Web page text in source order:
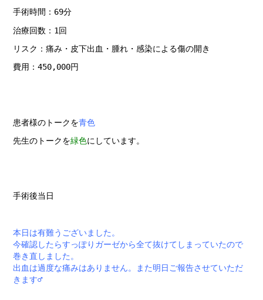
手術時間：69分
治療回数：1回
リスク：痛み・皮下出血・腫れ・感染による傷の開き
費用：450,000円
患者様のトークを青色
先生のトークを緑色にしています。
手術後当日
本日は有難うございました。
今確認したらすっぽりガーゼから全て抜けてしまっていたので
巻き直しました。
出血は過度な痛みはありません。また明日ご報告させていただ
きます‍♂️